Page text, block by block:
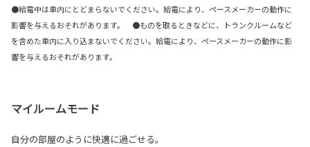
●給電中は車内にとどまらないでください。給電により、ペースメーカーの動作に
影響を与えるおそれがあります。 ●ものを取るときなどに、トランクルームなど
を含めた車内に入り込まないでください。給電により、ペースメーカーの動作に影
響を与えるおそれがあります。
マイルームモード
自分の部屋のように快適に過ごせる。